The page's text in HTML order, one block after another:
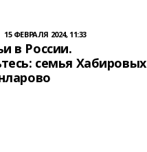
15 ФЕВРАЛЯ 2024, 11:33
в России.
семья Хабировых